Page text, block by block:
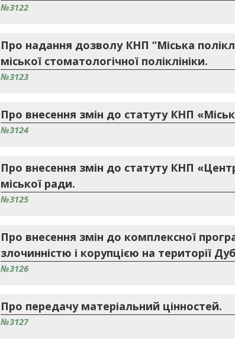
№3122
Про надання дозволу КНП “Міська
міської стоматологічної поліклініки.
№3123
Про внесення змін до статуту КНП
№3124
Про внесення змін до статуту КНП
міської ради.
№3125
Про внесення змін до комплексної
злочинністю і корупцією на території
№3126
Про передачу матеріальний цінностей.
№3127